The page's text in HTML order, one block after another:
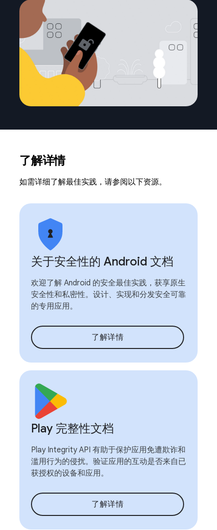
了解详情
如需详细了解最佳实践，请参阅以下资源。
关于安全性的 Android 文档
欢迎了解 Android 的安全最佳实践，获享原生
安全性和私密性。设计、实现和分发安全可靠
的专用应用。
了解详情
Play 完整性文档
Play Integrity API 有助于保护应用免遭欺诈和
滥用行为的侵扰。验证应用的互动是否来自已
获授权的设备和应用。
了解详情